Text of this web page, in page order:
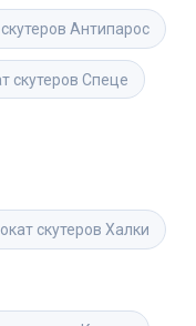
Антипарос
скутеров Спеце
скутеров Халки